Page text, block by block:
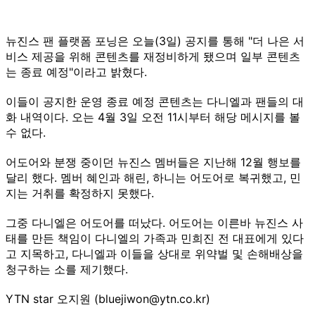
뉴진스 팬 플랫폼 포닝은 오늘(3일) 공지를 통해 "더 나은 서
비스 제공을 위해 콘텐츠를 재정비하게 됐으며 일부 콘텐츠
는 종료 예정"이라고 밝혔다.
이들이 공지한 운영 종료 예정 콘텐츠는 다니엘과 팬들의 대
화 내역이다. 오는 4월 3일 오전 11시부터 해당 메시지를 볼
수 없다.
어도어와 분쟁 중이던 뉴진스 멤버들은 지난해 12월 행보를
달리 했다. 멤버 혜인과 해린, 하니는 어도어로 복귀했고, 민
지는 거취를 확정하지 못했다.
그중 다니엘은 어도어를 떠났다. 어도어는 이른바 뉴진스 사
태를 만든 책임이 다니엘의 가족과 민희진 전 대표에게 있다
고 지목하고, 다니엘과 이들을 상대로 위약벌 및 손해배상을
청구하는 소를 제기했다.
YTN star 오지원 (bluejiwon@ytn.co.kr)